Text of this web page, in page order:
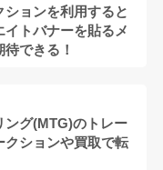
ョンを利用すると
イトバナーを貼るメ
できる！
ング(MTG)のトレー
クションや買取で転